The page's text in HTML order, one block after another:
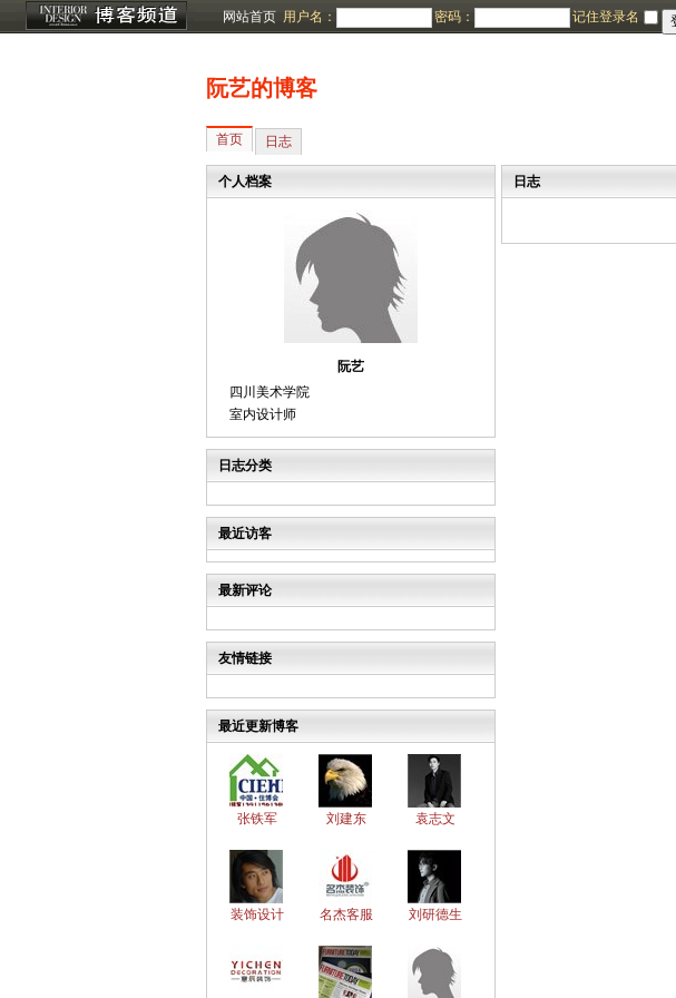
网站首页 用户名： 密码： 记住登录名
阮艺的博客
首页 日志
个人档案
阮艺
四川美术学院
室内设计师
日志分类
最近访客
最新评论
友情链接
最近更新博客
张铁军 刘建东 袁志文
装饰设计 名杰客服 刘研德生
日志